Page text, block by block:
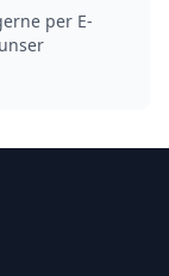
per E-